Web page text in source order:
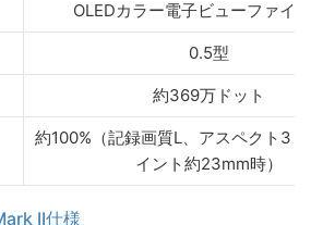
OLEDカラー電子ビューファイ
0.5型
約369万ドット
約100%（記録画質L、アスペクト3
イント約23mm時）
II仕様